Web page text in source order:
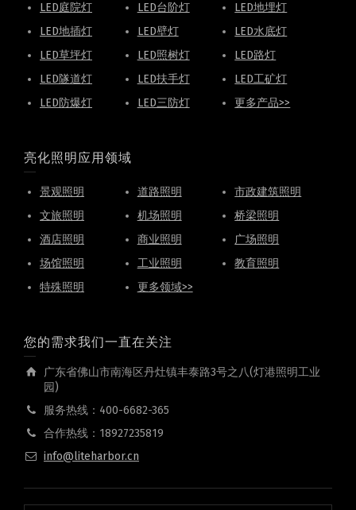
LED庭院灯
LED台阶灯
LED地埋灯
LED地插灯
LED壁灯
LED水底灯
LED草坪灯
LED照树灯
LED路灯
LED隧道灯
LED扶手灯
LED工矿灯
LED防爆灯
LED三防灯 更多产品>>
亮化照明应用领域
景观照明 道路照明
市政建筑照明
文旅照明
机场照明
桥梁照明
酒店照明
商业照明
广场照明
场馆照明
工业照明
教育照明
特殊照明
更多领域>>
您的需求我们一直在关注
广东省佛山市南海区丹灶镇丰泰路3号之八(灯港照明工业
园)
服务热线：400-6682-365
合作热线：18927235819
info@liteharbor.cn